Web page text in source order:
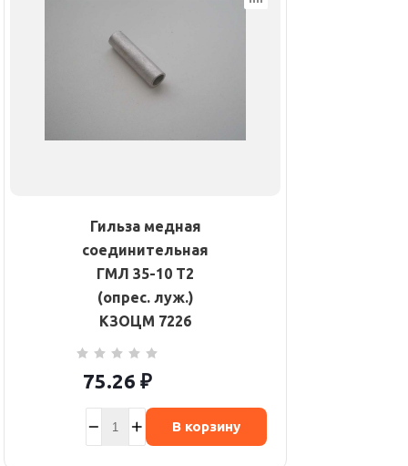
Гильза медная
соединительная
ГМЛ 35-10 Т2
(опрес. луж.)
КЗОЦМ 7226
75.26 ₽
В корзину